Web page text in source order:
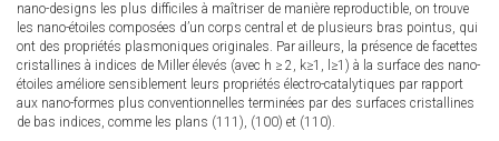
nano-designs les plus difficiles à maîtriser de manière reproductible, on trouve
les nano-étoiles composées d’un corps central et de plusieurs bras pointus, qui
ont des propriétés plasmoniques originales. Par ailleurs, la présence de facettes
cristallines à indices de Miller élevés (avec h ≥ 2, k≥1, l≥1) à la surface des nano-
étoiles améliore sensiblement leurs propriétés électro-catalytiques par rapport
aux nano-formes plus conventionnelles terminées par des surfaces cristallines
de bas indices, comme les plans (111), (100) et (110).